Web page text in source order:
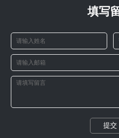
填写
提交